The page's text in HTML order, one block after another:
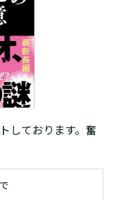
しております。奮